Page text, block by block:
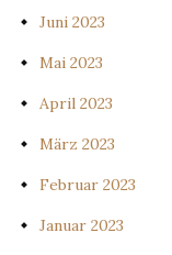
Juni 2023
Mai 2023
April 2023
März 2023
Februar 2023
Januar 2023